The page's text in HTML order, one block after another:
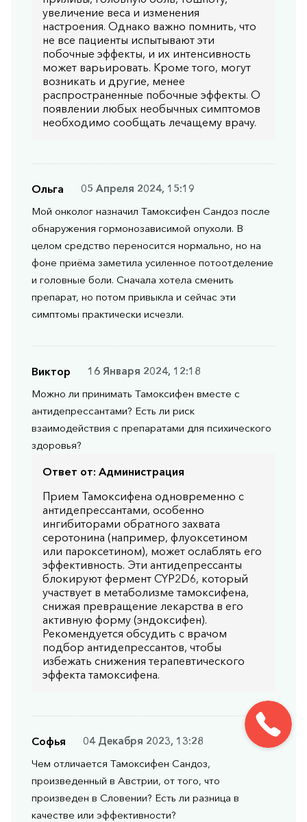
увеличение веса и изменения
настроения. Однако важно помнить, что
не все пациенты испытывают эти
побочные эффекты, и их интенсивность
может варьировать. Кроме того, могут
возникать и другие, менее
распространенные побочные эффекты. О
появлении любых необычных симптомов
необходимо сообщать лечащему врачу.
Ольга
05 Апреля 2024, 15:19
Мой онколог назначил Тамоксифен Сандоз после
обнаружения гормонозависимой опухоли. В
целом средство переносится нормально, но на
фоне приёма заметила усиленное потоотделение
и головные боли. Сначала хотела сменить
препарат, но потом привыкла и сейчас эти
симптомы практически исчезли.
Виктор
16 Января 2024, 12:18
Можно ли принимать Тамоксифен вместе с
антидепрессантами? Есть ли риск
взаимодействия с препаратами для психического
здоровья?
Ответ от: Администрация
Прием Тамоксифена одновременно с
антидепрессантами, особенно
ингибиторами обратного захвата
серотонина (например, флуоксетином
или пароксетином), может ослаблять его
эффективность. Эти антидепрессанты
блокируют фермент CYP2D6, который
участвует в метаболизме тамоксифена,
снижая превращение лекарства в его
активную форму (эндоксифен).
Рекомендуется обсудить с врачом
подбор антидепрессантов, чтобы
избежать снижения терапевтического
эффекта тамоксифена.
Софья
04 Декабря 2023, 13:28
Чем отличается Тамоксифен Сандоз,
произведенный в Австрии, от того, что
произведен в Словении? Есть ли разница в
качестве или эффективности?